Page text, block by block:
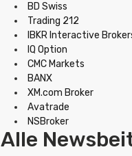
BD Swiss
Trading 212
IBKR Interactive
IQ Option
CMC Markets
BANX
XM.com Broker
Avatrade
NSBroker
Alle